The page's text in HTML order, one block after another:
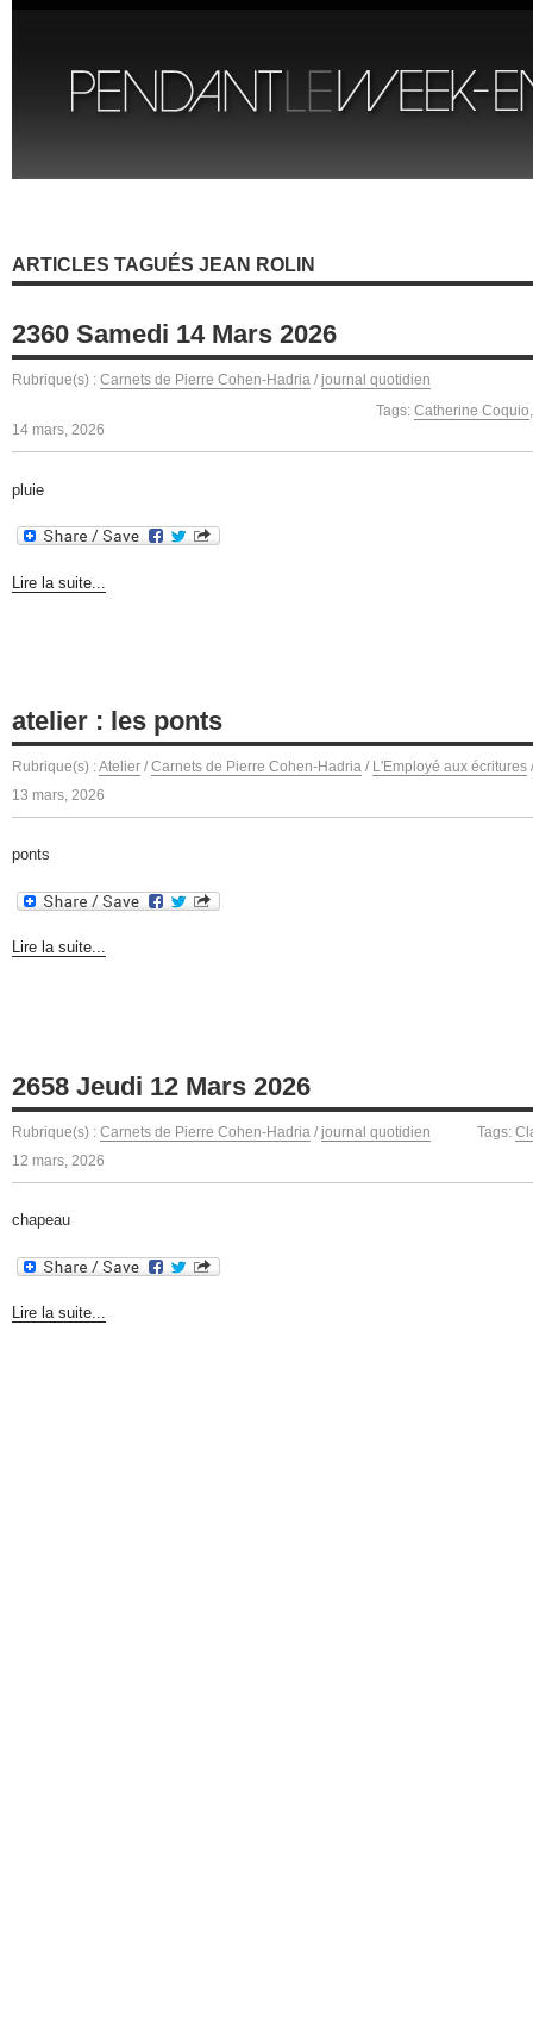
ARTICLES TAGUÉS JEAN ROLIN
2360 Samedi 14 Mars 2026
Rubrique(s) : Carnets de Pierre Cohen-Hadria / journal quotidien
Tags: Catherine Coquio
14 mars, 2026
pluie
Lire la suite...
atelier : les ponts
Rubrique(s) :Atelier / Carnets de Pierre Cohen-Hadria / L'Employé aux écritures
13 mars, 2026
ponts
Lire la suite...
2658 Jeudi 12 Mars 2026
Rubrique(s) : Carnets de Pierre Cohen-Hadria / journal quotidien Tags:
12 mars, 2026
chapeau
Lire la suite...